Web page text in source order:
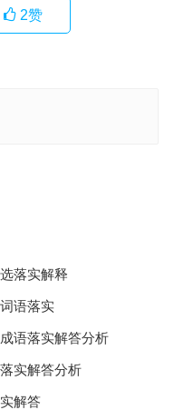
2赞
落实解释
语落实
语落实解答分析
实解答分析
解答